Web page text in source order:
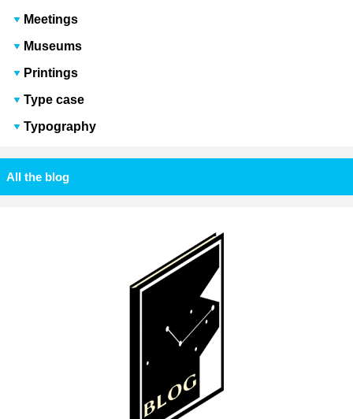
Meetings
Museums
Printings
Type case
Typography
All the blog